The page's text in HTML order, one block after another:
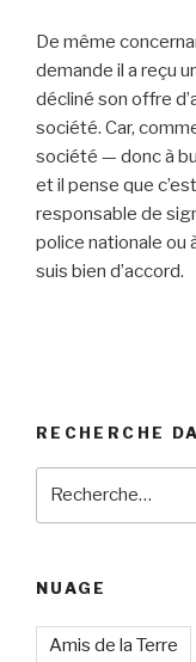
De même
demande il a reçu
décliné son offre
société. Car,
société — donc à
et il pense que
responsable de
police nationale ou
suis bien d’accord.
RECHERCHE
NUAGE
Amis de la Terre